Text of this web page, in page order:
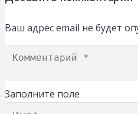
Ваш адрес email не будет
Заполните поле